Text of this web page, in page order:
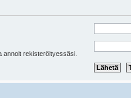
annoit rekisteröityessäsi.